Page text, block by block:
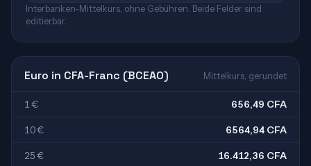
Interbanken-Mittelkurs, ohne Gebühren. Beide Felder sind
editierbar.
Euro in CFA-Franc (BCEAO) Mittelkurs, gerundet
1 € 656,49 CFA
10 € 6564,94 CFA
25 € 16.412,36 CFA